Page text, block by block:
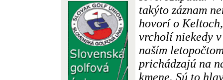
takýto záznam
hovorí o
vrcholí niekedy
naším
prichádzajú na
kmene. Sú to